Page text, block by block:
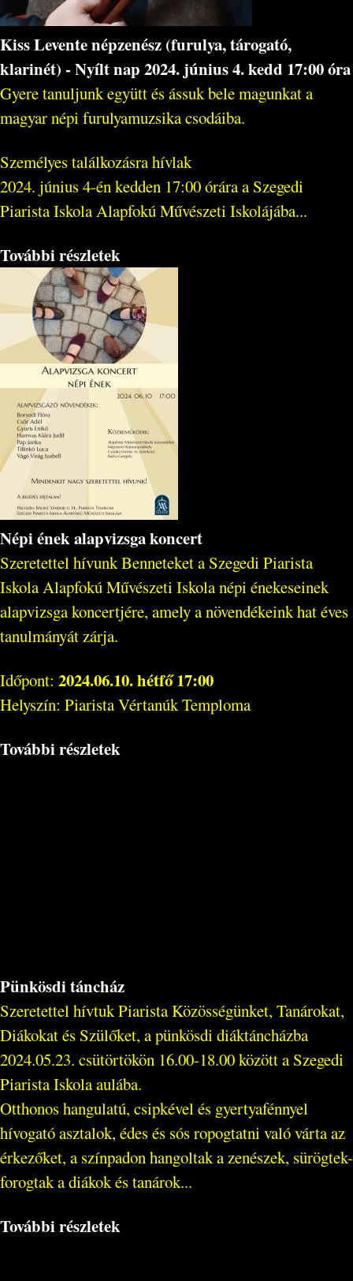
Kiss Levente népzenész (furulya, tárogató,
klarinét) - Nyílt nap 2024. június 4. kedd 17:00 óra
Gyere tanuljunk együtt és ássuk bele magunkat a
magyar népi furulyamuzsika csodáiba.
Személyes találkozásra hívlak
2024. június 4-én kedden 17:00 órára a Szegedi
Piarista Iskola Alapfokú Művészeti Iskolájába...
További részletek
Népi ének alapvizsga koncert
Szeretettel hívunk Benneteket a Szegedi Piarista
Iskola Alapfokú Művészeti Iskola népi énekeseinek
alapvizsga koncertjére, amely a növendékeink hat éves
tanulmányát zárja.
Időpont: 2024.06.10. hétfő 17:00
Helyszín: Piarista Vértanúk Temploma
További részletek
Pünkösdi táncház
Szeretettel hívtuk Piarista Közösségünket, Tanárokat,
Diákokat és Szülőket, a pünkösdi diáktáncházba
2024.05.23. csütörtökön 16.00-18.00 között a Szegedi
Piarista Iskola aulába.
Otthonos hangulatú, csipkével és gyertyafénnyel
hívogató asztalok, édes és sós ropogtatni való várta az
érkezőket, a színpadon hangoltak a zenészek, sürögtek-
forogtak a diákok és tanárok...
További részletek